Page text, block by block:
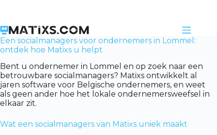
Een socialmanagers voor ondernemers in Lommel:
ontdek hoe Matixs u helpt
Bent u ondernemer in Lommel en op zoek naar een
betrouwbare socialmanagers? Matixs ontwikkelt al
jaren software voor Belgische ondernemers, en weet
als geen ander hoe het lokale ondernemersweefsel in
elkaar zit.
Wat een socialmanagers van Matixs uniek maakt